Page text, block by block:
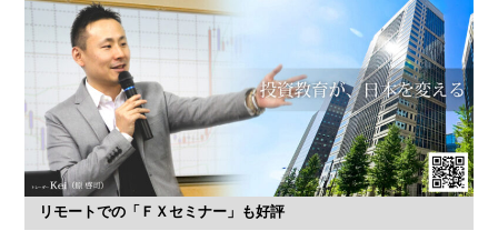
リモートでの「ＦＸセミナー」も好評